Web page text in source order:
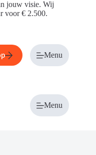
jouw visie. Wij
voor € 2.500.
Over ons
Menu
Menu